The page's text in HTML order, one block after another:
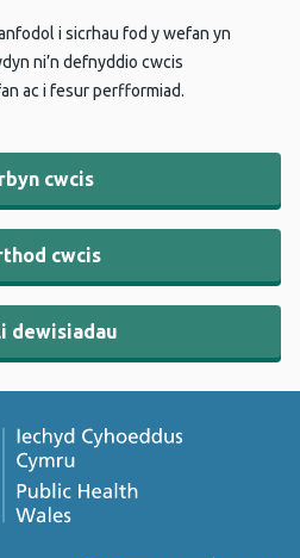
i sicrhau fod y wefan yn
ni’n defnyddio cwcis
ac i fesur perfformiad.
cwcis
cwcis
dewisiadau